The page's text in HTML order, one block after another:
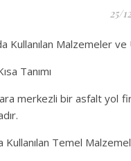
25/
Kullanılan Malzemeler
Tanımı
merkezli bir asfalt yol
Kullanılan Temel